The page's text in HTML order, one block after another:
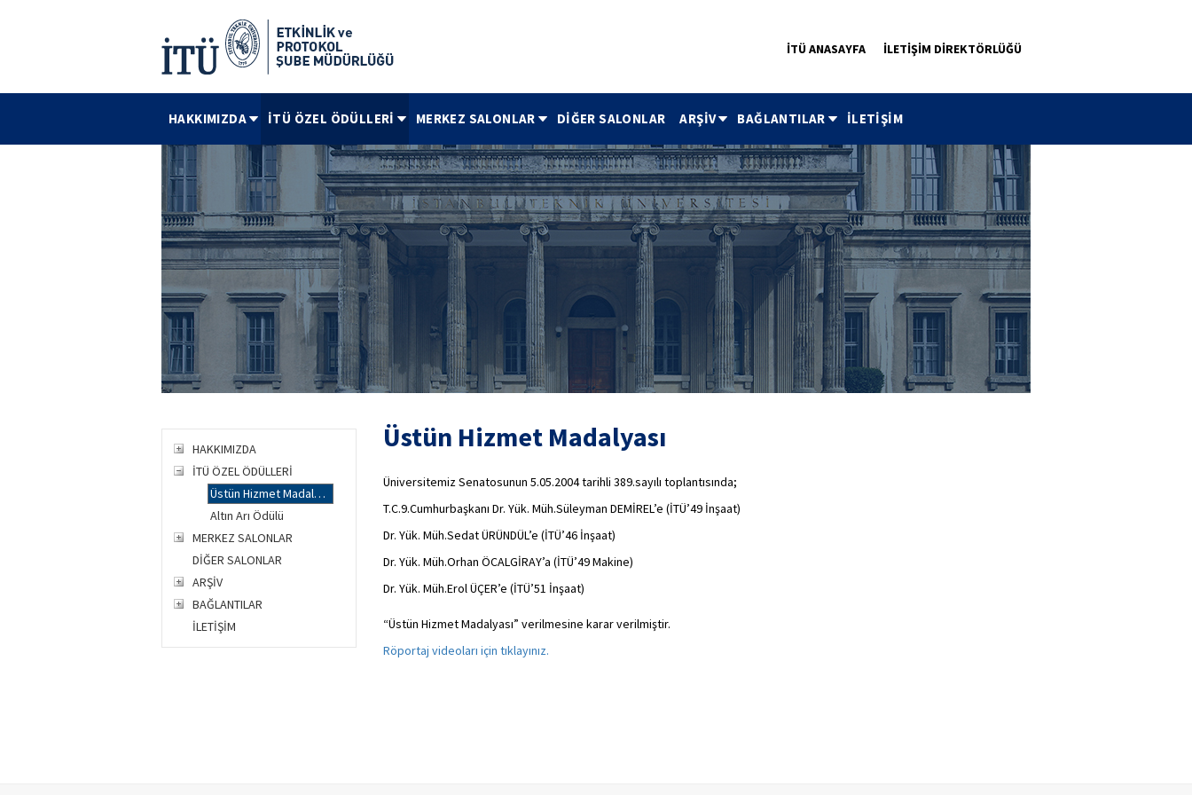
İTÜ ANASAYFA İLETİŞİM DİREKTÖRLÜĞÜ
HAKKIMIZDA İTÜ ÖZEL ÖDÜLLERİ MERKEZ SALONLAR DİĞER SALONLAR ARŞİV BAĞLANTILAR İLETİŞİM
HAKKIMIZDA
İTÜ ÖZEL ÖDÜLLERİ
Üstün Hizmet Madalyası
Altın Arı Ödülü
MERKEZ SALONLAR
DİĞER SALONLAR
ARŞİV
BAĞLANTILAR
İLETİŞİM
Üstün Hizmet Madalyası
Üniversitemiz Senatosunun 5.05.2004 tarihli 389.sayılı toplantısında;
T.C.9.Cumhurbaşkanı Dr. Yük. Müh.Süleyman DEMİREL’e (İTÜ’49 İnşaat)
Dr. Yük. Müh.Sedat ÜRÜNDÜL’e (İTÜ’46 İnşaat)
Dr. Yük. Müh.Orhan ÖCALGİRAY’a (İTÜ’49 Makine)
Dr. Yük. Müh.Erol ÜÇER’e (İTÜ’51 İnşaat)
“Üstün Hizmet Madalyası” verilmesine karar verilmiştir.
Röportaj videoları için tıklayınız.